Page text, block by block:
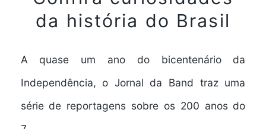
da história do Brasil
A quase um ano do bicentenário da
Independência, o Jornal da Band traz uma
série de reportagens sobre os 200 anos do